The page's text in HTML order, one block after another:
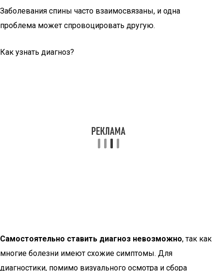
Заболевания спины часто взаимосвязаны, и одна
проблема может спровоцировать другую.
Как узнать диагноз?
Самостоятельно ставить диагноз невозможно, так как
многие болезни имеют схожие симптомы. Для
диагностики, помимо визуального осмотра и сбора